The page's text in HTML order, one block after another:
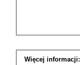
Więcej informacji: